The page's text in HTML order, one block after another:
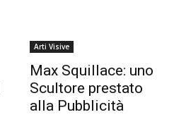
Arti Visive
Max Squillace: uno
Scultore prestato
alla Pubblicità